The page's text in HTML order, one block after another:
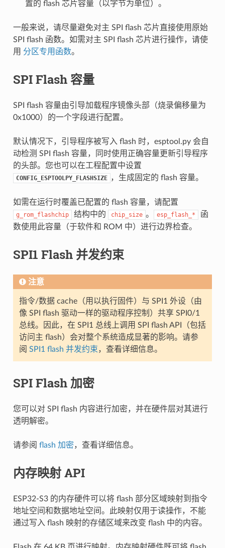
置的 flash 芯片容量（以字节为单位）。
一般来说，请尽量避免对主 SPI flash 芯片直接使用原始
SPI flash 函数。如需对主 SPI flash 芯片进行操作，请使
用 分区专用函数。
SPI Flash 容量
SPI flash 容量由引导加载程序镜像头部（烧录偏移量为
0x1000）的一个字段进行配置。
默认情况下，引导程序被写入 flash 时，esptool.py 会自
动检测 SPI flash 容量，同时使用正确容量更新引导程序
的头部。您也可以在工程配置中设置
CONFIG_ESPTOOLPY_FLASHSIZE ，生成固定的 flash 容量。
如需在运行时覆盖已配置的 flash 容量，请配置
g_rom_flashchip 结构中的 chip_size 。 esp_flash_*
函
数使用此容量（于软件和 ROM 中）进行边界检查。
SPI1 Flash 并发约束
注意
指令/数据 cache（用以执行固件）与 SPI1 外设（由
像 SPI flash 驱动一样的驱动程序控制）共享 SPI0/1
总线。因此，在 SPI1 总线上调用 SPI flash API（包括
访问主 flash）会对整个系统造成显著的影响。请参
阅 SPI1 flash 并发约束，查看详细信息。
SPI Flash 加密
您可以对 SPI flash 内容进行加密，并在硬件层对其进行
透明解密。
请参阅 flash 加密，查看详细信息。
内存映射 API
ESP32-S3 的内存硬件可以将 flash 部分区域映射到指令
地址空间和数据地址空间。此映射仅用于读操作，不能
通过写入 flash 映射的存储区域来改变 flash 中的内容。